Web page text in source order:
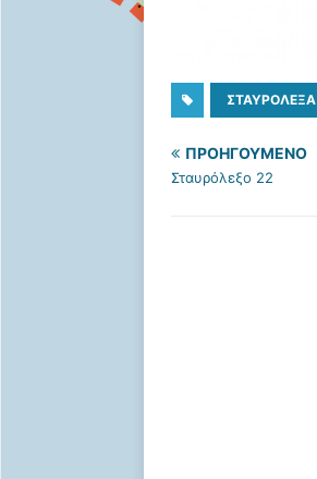
ΣΤΑΥΡΌΛΕΞΑ
ΠΡΟΗΓΟΎΜΕΝΟ
Σταυρόλεξο 22